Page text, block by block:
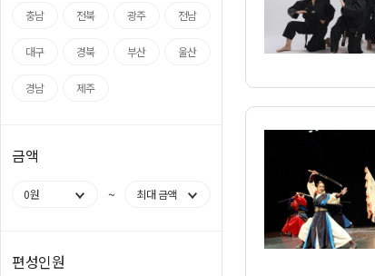
충남 전북 광주 전남
대구 경북 부산 울산
경남 제주
금액
0원 ~ 최대 금액
편성인원